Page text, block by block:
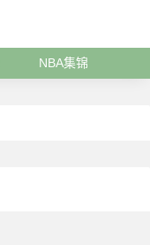
NBA集锦